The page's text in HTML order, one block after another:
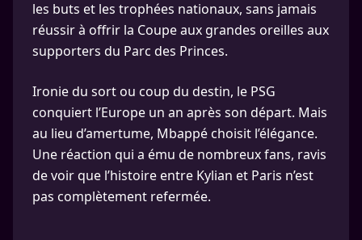
les buts et les trophées nationaux, sans jamais
réussir à offrir la Coupe aux grandes oreilles aux
supporters du Parc des Princes.
Ironie du sort ou coup du destin, le PSG
conquiert l’Europe un an après son départ. Mais
au lieu d’amertume, Mbappé choisit l’élégance.
Une réaction qui a ému de nombreux fans, ravis
de voir que l’histoire entre Kylian et Paris n’est
pas complètement refermée.